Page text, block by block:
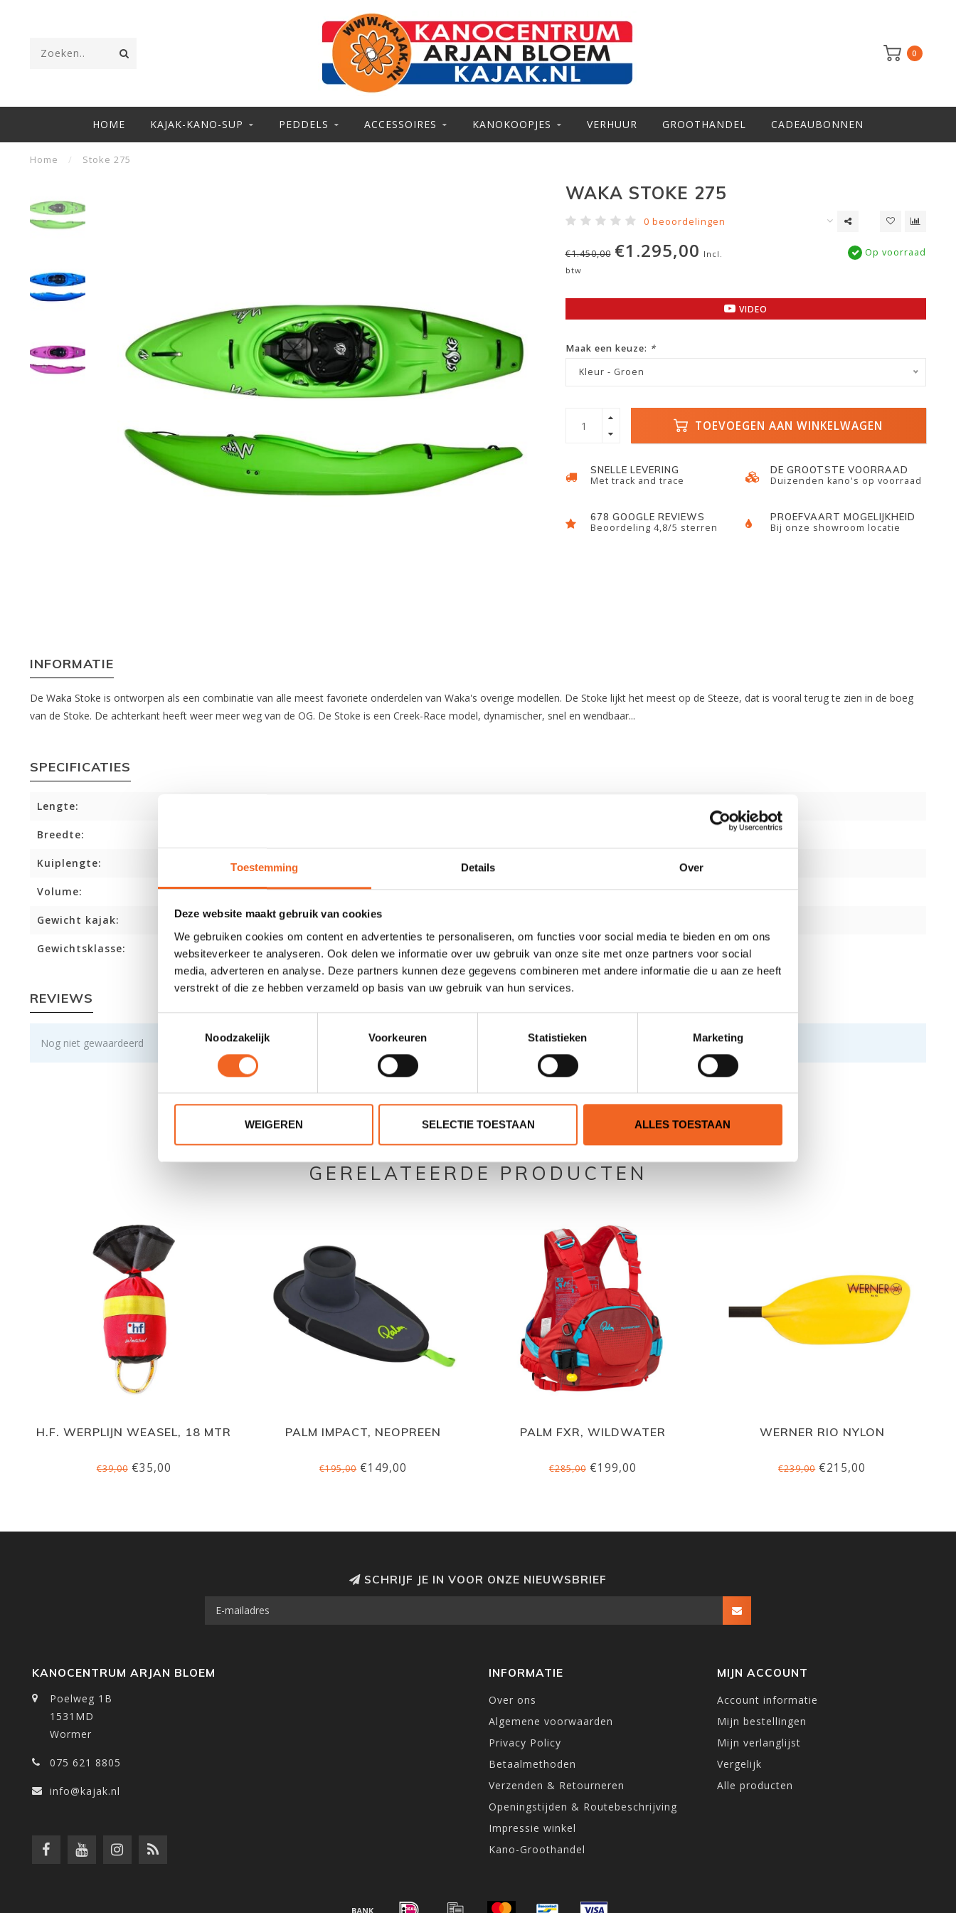
Toestemming Details Over
Deze website maakt gebruik van cookies
We gebruiken cookies om content en advertenties te personaliseren, om functies voor social media te bieden en om ons
websiteverkeer te analyseren. Ook delen we informatie over uw gebruik van onze site met onze partners voor social
media, adverteren en analyse. Deze partners kunnen deze gegevens combineren met andere informatie die u aan ze heeft
verstrekt of die ze hebben verzameld op basis van uw gebruik van hun services.
Noodzakelijk
Voorkeuren Statistieken Marketing
WEIGEREN SELECTIE TOESTAAN ALLES TOESTAAN
0
HOME KAJAK-KANO-SUP PEDDELS ACCESSOIRES KANOKOOPJES VERHUUR GROOTHANDEL CADEAUBONNEN
Home / Stoke 275
WAKA STOKE 275
0 beoordelingen
€1.450,00 €1.295,00 Incl.
btw
Op voorraad
VIDEO
Maak een keuze: *
Kleur - Groen
TOEVOEGEN AAN WINKELWAGEN
SNELLE LEVERING
Met track and trace
DE GROOTSTE VOORRAAD
Duizenden kano's op voorraad
678 GOOGLE REVIEWS
Beoordeling 4,8/5 sterren
PROEFVAART MOGELIJKHEID
Bij onze showroom locatie
INFORMATIE
De Waka Stoke is ontworpen als een combinatie van alle meest favoriete onderdelen van Waka's overige modellen. De Stoke lijkt het meest op de Steeze, dat is vooral terug te zien in de boeg
van de Stoke. De achterkant heeft weer meer weg van de OG. De Stoke is een Creek-Race model, dynamischer, snel en wendbaar...
SPECIFICATIES
Lengte:
Breedte:
Kuiplengte:
Volume: 350 L
Gewicht kajak:
Gewichtsklasse: 60-80 kg
REVIEWS
Nog niet gewaardeerd
GERELATEERDE PRODUCTEN
H.F. WERPLIJN WEASEL, 18 MTR
€39,00€35,00
PALM IMPACT, NEOPREEN
€195,00€149,00
PALM FXR, WILDWATER
€285,00€199,00
WERNER RIO NYLON
€239,00€215,00
SCHRIJF JE IN VOOR ONZE NIEUWSBRIEF
KANOCENTRUM ARJAN BLOEM
Poelweg 1B
1531MD
Wormer
075 621 8805
info@kajak.nl
INFORMATIE
Over ons
Algemene voorwaarden
Privacy Policy
Betaalmethoden
Verzenden & Retourneren
Openingstijden & Routebeschrijving
Impressie winkel
Kano-Groothandel
MIJN ACCOUNT
Account informatie
Mijn bestellingen
Mijn verlanglijst
Vergelijk
Alle producten